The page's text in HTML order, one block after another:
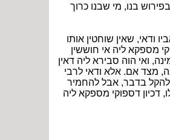
בנו, מי שבנו כרוך
ודאי, שאין שוחטין אותו
מספקא ליה אי חוששין
ואי הוה סבירא ליה דאין
מצד אם. אלא ודאי לרבי
להקל בדבר, אבל להחמיר
דכיון דספוקי מספקא ליה